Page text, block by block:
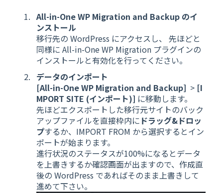
All-in-One WP Migration and Backup のイ
ンストール
移行先の WordPress にアクセスし、 先ほどと
同様に All-in-One WP Migration プラグインの
インストールと有効化を行ってください。
データのインポート
[All-in-One WP Migration and Backup] > [I
MPORT SITE (インポート)] に移動します。
先ほどエクスポートした移行元サイトのバック
アップファイルを直接枠内に ドラッグ&ドロッ
プするか、IMPORT FROM から選択するとイン
ポートが始まります。
進行状況のステータスが100%になるとデータ
を上書きするか確認画面が出ますので、作成直
後の WordPress であればそのまま上書きして
進めて下さい。